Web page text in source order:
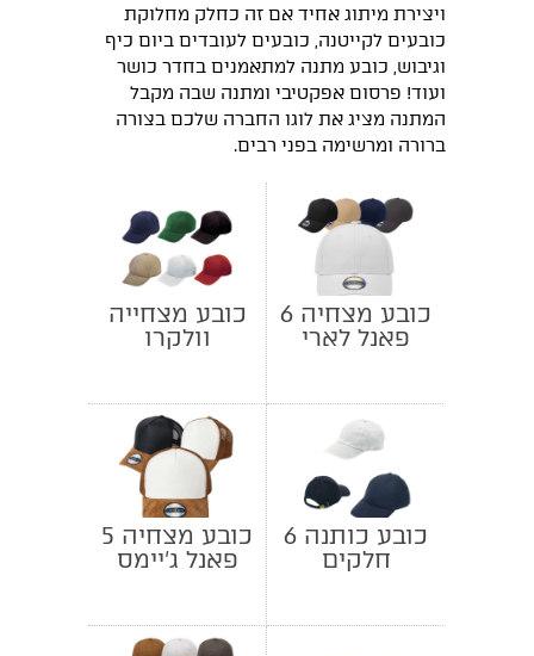
ויצירת מיתוג אחיד אם זה כחלק מחלוקת
כובעים לקייטנה, כובעים לעובדים ביום כיף
וגיבוש, כובע מתנה למתאמנים בחדר כושר
ועוד! פרסום אפקטיבי ומתנה שבה מקבל
המתנה מציג את לוגו החברה שלכם בצורה
ברורה ומרשימה בפני רבים.
כובע מצחיה 6
פאנל לארי
ולחברות
כובע מצחייה
וולקרו
כובע כותנה 6
חלקים
כובע מצחיה 5
פאנל ג'יימס
לחברה